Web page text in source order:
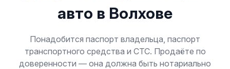
авто в Волхове
Понадобится паспорт владельца, паспорт
транспортного средства и СТС. Продаёте по
доверенности — она должна быть нотариально